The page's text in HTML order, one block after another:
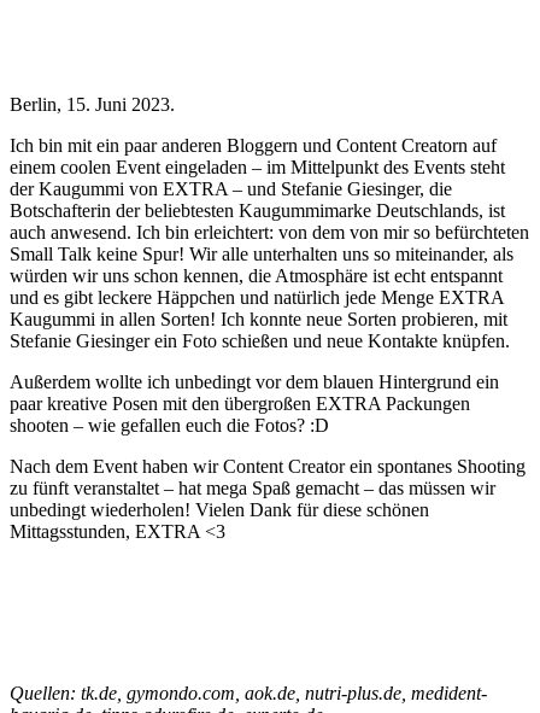
Berlin, 15. Juni 2023.
Ich bin mit ein paar anderen Bloggern und Content Creatorn auf
einem coolen Event eingeladen – im Mittelpunkt des Events steht
der Kaugummi von EXTRA – und Stefanie Giesinger, die
Botschafterin der beliebtesten Kaugummimarke Deutschlands, ist
auch anwesend. Ich bin erleichtert: von dem von mir so befürchteten
Small Talk keine Spur! Wir alle unterhalten uns so miteinander, als
würden wir uns schon kennen, die Atmosphäre ist echt entspannt
und es gibt leckere Häppchen und natürlich jede Menge EXTRA
Kaugummi in allen Sorten! Ich konnte neue Sorten probieren, mit
Stefanie Giesinger ein Foto schießen und neue Kontakte knüpfen.
Außerdem wollte ich unbedingt vor dem blauen Hintergrund ein
paar kreative Posen mit den übergroßen EXTRA Packungen
shooten – wie gefallen euch die Fotos? :D
Nach dem Event haben wir Content Creator ein spontanes Shooting
zu fünft veranstaltet – hat mega Spaß gemacht – das müssen wir
unbedingt wiederholen! Vielen Dank für diese schönen
Mittagsstunden, EXTRA <3
Quellen: tk.de, gymondo.com, aok.de, nutri-plus.de, medident-